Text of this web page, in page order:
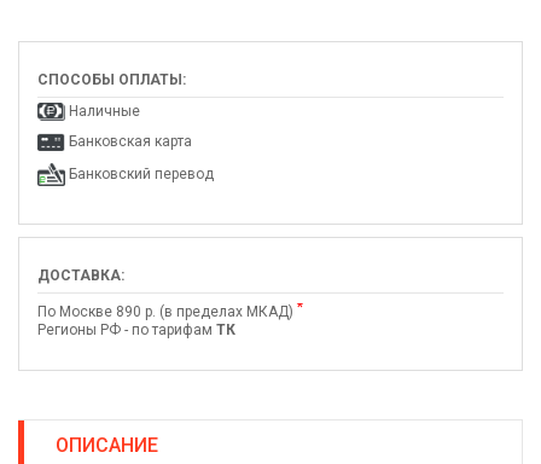
СПОСОБЫ ОПЛАТЫ:
Наличные
Банковская карта
Банковский перевод
ДОСТАВКА:
По Москве 890 р. (в пределах МКАД) *
Регионы РФ - по тарифам ТК
ОПИСАНИЕ